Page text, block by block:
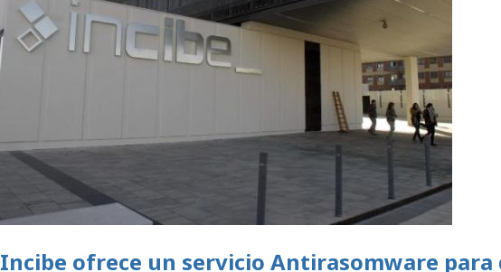
Incibe ofrece un servicio Antirasomware